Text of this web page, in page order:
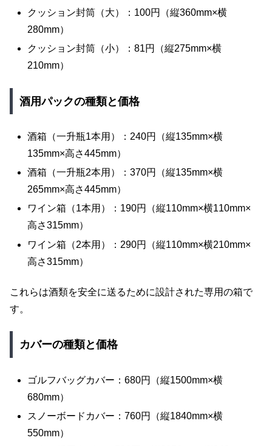
クッション封筒（大）：100円（縦360mm×横
280mm）
クッション封筒（小）：81円（縦275mm×横
210mm）
酒用パックの種類と価格
酒箱（一升瓶1本用）：240円（縦135mm×横
135mm×高さ445mm）
酒箱（一升瓶2本用）：370円（縦135mm×横
265mm×高さ445mm）
ワイン箱（1本用）：190円（縦110mm×横110mm×
高さ315mm）
ワイン箱（2本用）：290円（縦110mm×横210mm×
高さ315mm）
これらは酒類を安全に送るために設計された専用の箱で
す。
カバーの種類と価格
ゴルフバッグカバー：680円（縦1500mm×横
680mm）
スノーボードカバー：760円（縦1840mm×横
550mm）